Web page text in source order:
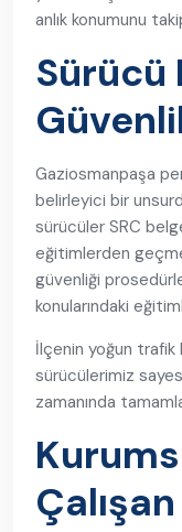
anlık konumunu
Sürücü
Gaziosmanpaşa
belirleyici bir
sürücüler SRC
eğitimlerden
güvenliği
konularındaki
İlçenin yoğun trafik
sürücülerimiz
zamanında